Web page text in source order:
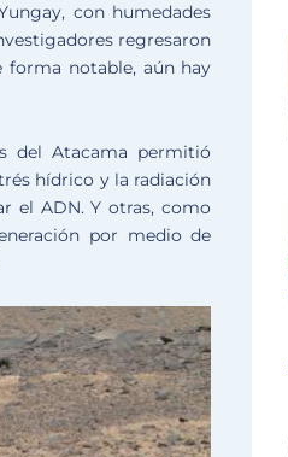
con humedades
regresaron
forma notable, aún hay
del Atacama permitió
hídrico y la radiación
el ADN. Y otras, como
por medio de